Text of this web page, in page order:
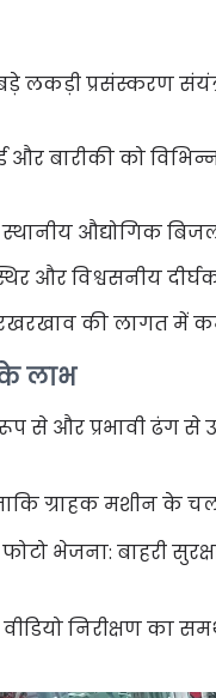
लकड़ी प्रसंस्करण
और बारीकी को
औद्योगिक
और विश्वसनीय
रखरखाव की लागत में
के लाभ
से और प्रभावी ढंग से
ताकि ग्राहक मशीन
भेजना: बाहरी
निरीक्षण का